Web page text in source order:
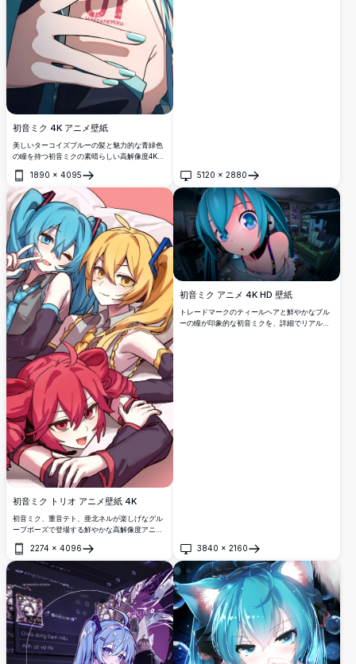
初音ミク 4K アニメ壁紙
美しいターコイズブルーの髪と魅力的な青緑色
の瞳を持つ初音ミクの素晴らしい高解像度4Kア
ラストレーションで詳細なアニメスタイルの象
徴的なボーカロイドキャラクターを表現した完
璧なデジタルアート。
1890 × 4095
開く
5120 × 2880
開く
初音ミク トリオ アニメ壁紙 4K
初音ミク、重音テト、亜北ネルが楽しげなグル
ープポーズで登場する鮮やかな高解像度アニメ
Vocaloidキャラクターたちの特徴的な青、金、
ピンクの髪を表現しており、アニメ愛好家や日
本のバーチャルシンガーのファンに最適です。
2274 × 4096
開く
初音ミク アニメ 4K HD 壁紙
トレードマークのティールヘアと鮮やかなブル
ーの瞳が印象的な初音ミクを、詳細でリアルな
3840 × 2160
開く